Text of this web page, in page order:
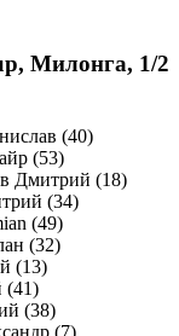
Милонга, 1/2
(40)
(53)
Дмитрий (18)
(34)
(49)
(32)
(13)
(41)
(38)